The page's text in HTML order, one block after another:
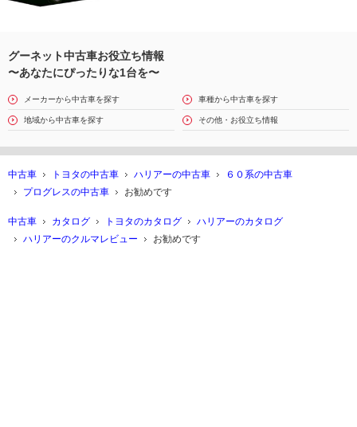
グーネット中古車お役立ち情報
〜あなたにぴったりな1台を〜
メーカーから中古車を探す 車種から中古車を探す
地域から中古車を探す その他・お役立ち情報
中古車 トヨタの中古車 ハリアーの中古車
６０系の中古車
プログレスの中古車
お勧めです
中古車 カタログ トヨタのカタログ
ハリアーのカタログ
ハリアーのクルマレビュー
お勧めです